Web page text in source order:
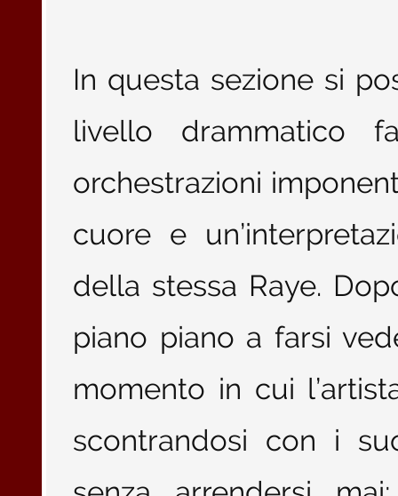
In questa sezione si
livello drammatico
orchestrazioni
cuore e
della stessa Raye.
piano piano a farsi
momento in cui
scontrandosi con i